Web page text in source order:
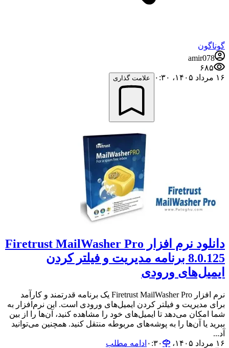
گوناگون
amir078
۶۸۵
۱۶ مرداد ۱۴۰۵،‏ ۰:۳۰
علامت گذاری
دانلود نرم افزار Firetrust MailWasher Pro
8.0.125 برنامه مدیریت و فیلتر کردن
ایمیل‌های ورودی
نرم افزار Firetrust MailWasher Pro یک برنامه قدرتمند و کارآمد
برای مدیریت و فیلتر کردن ایمیل‌های ورودی است. این نرم‌افزار به
شما امکان می‌دهد تا ایمیل‌های خود را مشاهده کنید، آن‌ها را از بین
ببرید یا آن‌ها را به پوشه‌های مربوطه منتقل کنید. همچنین می‌توانید
آد...
۱۶ مرداد ۱۴۰۵،‏ ۰:۳۰
ادامه مطلب